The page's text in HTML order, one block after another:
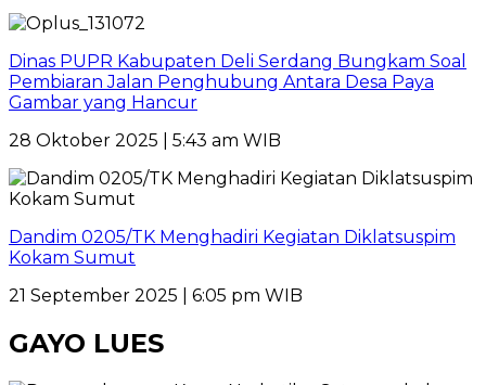
Dinas PUPR Kabupaten Deli Serdang Bungkam Soal
Pembiaran Jalan Penghubung Antara Desa Paya
Gambar yang Hancur
28 Oktober 2025 | 5:43 am WIB
Dandim 0205/TK Menghadiri Kegiatan Diklatsuspim
Kokam Sumut
21 September 2025 | 6:05 pm WIB
GAYO LUES